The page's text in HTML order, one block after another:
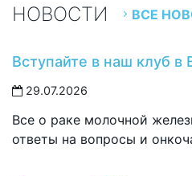
НОВОСТИ ВСЕ
Вступайте в наш клуб в
29.07.2026
Все о раке молочной
ответы на вопросы и